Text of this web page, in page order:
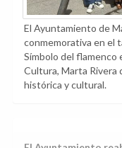
El Ayuntamiento de
conmemorativa en el
Símbolo del flamenco
Cultura, Marta Rivera
histórica y cultural.